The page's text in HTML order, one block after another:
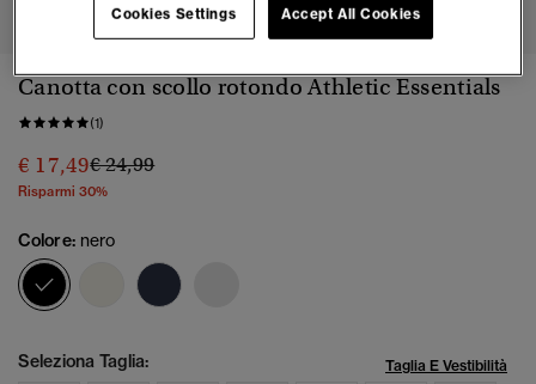
Canotta con scollo rotondo Athletic Essentials
(1)
€ 17,49Prezzo ridotto da
€ 24,99a
Risparmi 30%
Colore: nero
selezionato
Seleziona Taglia: Taglia E Vestibilità
Cookies Settings Accept All Cookies